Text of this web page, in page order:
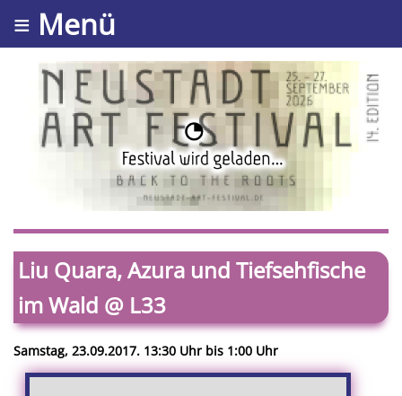
≡ Menü
Liu Quara, Azura und Tiefsehfische
im Wald @ L33
Samstag, 23.09.2017. 13:30 Uhr bis 1:00 Uhr